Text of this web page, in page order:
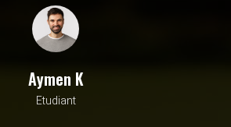
beauté de ce site